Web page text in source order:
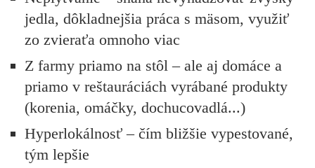
jedla, dôkladnejšia práca s mäsom, využiť
zo zvieraťa omnoho viac
Z farmy priamo na stôl – ale aj domáce a
priamo v reštauráciách vyrábané produkty
(korenia, omáčky, dochucovadlá...)
Hyperlokálnosť – čím bližšie vypestované,
tým lepšie